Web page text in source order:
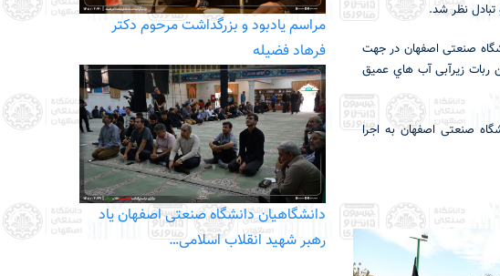
نظر شد.
صنعتی اصفهان در جهت
ربات زیرآبی آب هاي عميق
صنعتی اصفهان به اجرا
مراسم یادبود و بزرگداشت مرحوم دکتر
فرهاد فضیله
دانشگاهیان دانشگاه صنعتی اصفهان یاد
رهبر شهید انقلاب اسلامی…